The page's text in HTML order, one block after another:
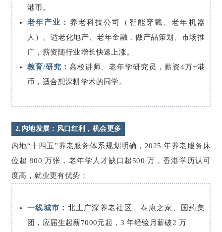
港币。
老年产业： 养老科技公司（智能穿戴、老年机器
人）、适老化地产、老年金融，做产品策划、市场推
广，薪资随行业增长快速上涨。
教育/研究： 高校讲师、老年学研究员，薪资4万+港
币，适合想深耕学术的同学。
2.内地发展：风口红利，机会更多
内地“十四五”养老服务体系规划明确，2025 年养老服务床
位超 900 万张，老年学人才缺口超500 万，香港学历认可
度高，就业更有优势：
一线城市： 北上广深养老社区、泰康之家、国药集
团，应届生起薪7000元起，3 年经验月薪破2 万